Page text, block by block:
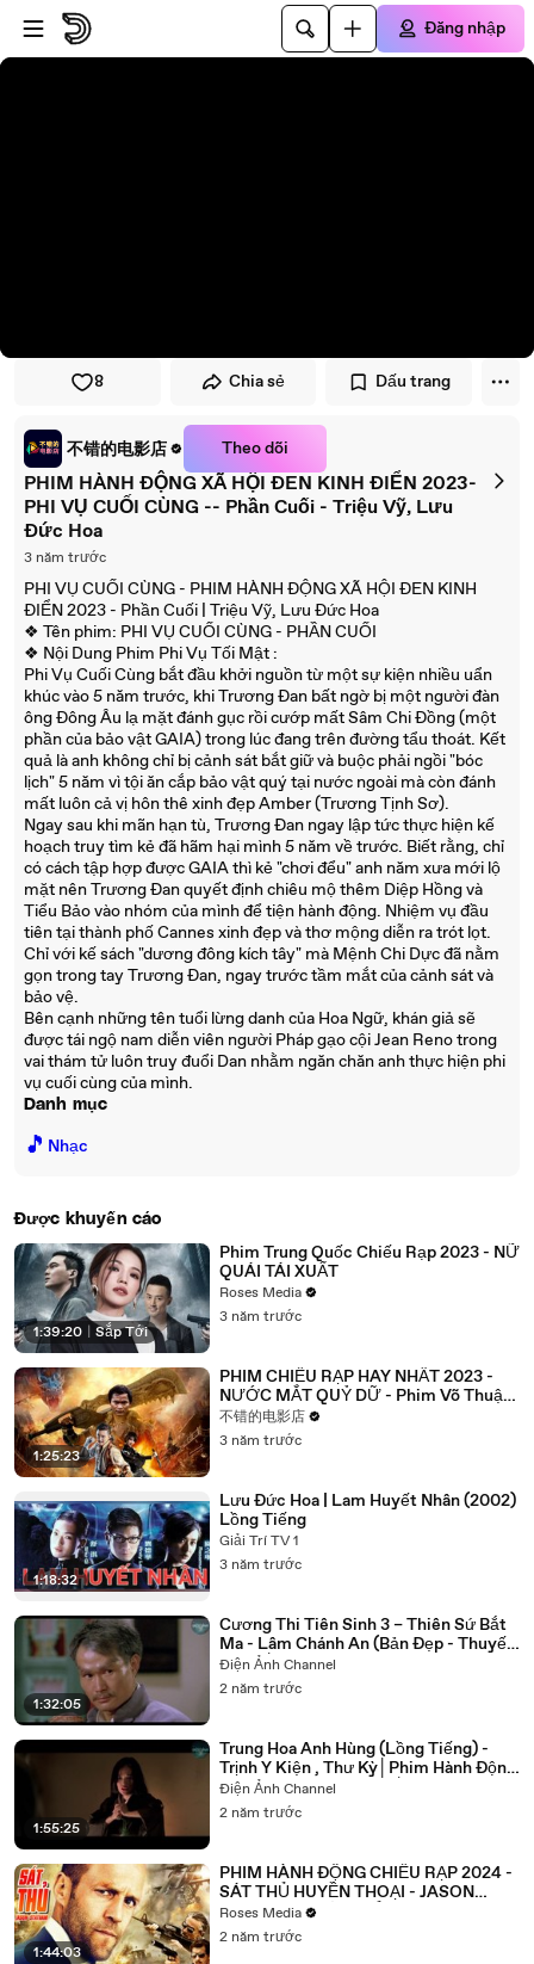
Đi đến trình phát
Đi đến nội dung chính
Đăng nhập
8 Chia sẻ Dấu trang
不错的电影店 Theo dõi
PHIM HÀNH ĐỘNG XÃ HỘI ĐEN KINH ĐIỂN 2023-
PHI VỤ CUỐI CÙNG -- Phần Cuối - Triệu Vỹ, Lưu
Đức Hoa
3 năm trước
PHI VỤ CUỐI CÙNG - PHIM HÀNH ĐỘNG XÃ HỘI ĐEN KINH
ĐIỂN 2023 - Phần Cuối | Triệu Vỹ, Lưu Đức Hoa
❖ Tên phim: PHI VỤ CUỐI CÙNG - PHẦN CUỐI
❖ Nội Dung Phim Phi Vụ Tối Mật :
Phi Vụ Cuối Cùng bắt đầu khởi nguồn từ một sự kiện nhiều uẩn
khúc vào 5 năm trước, khi Trương Đan bất ngờ bị một người đàn
ông Đông Âu lạ mặt đánh gục rồi cướp mất Sâm Chi Đồng (một
phần của bảo vật GAIA) trong lúc đang trên đường tẩu thoát. Kết
quả là anh không chỉ bị cảnh sát bắt giữ và buộc phải ngồi "bóc
lịch" 5 năm vì tội ăn cắp bảo vật quý tại nước ngoài mà còn đánh
mất luôn cả vị hôn thê xinh đẹp Amber (Trương Tịnh Sơ).
Ngay sau khi mãn hạn tù, Trương Đan ngay lập tức thực hiện kế
hoạch truy tìm kẻ đã hãm hại mình 5 năm về trước. Biết rằng, chỉ
có cách tập hợp được GAIA thì kẻ "chơi đểu" anh năm xưa mới lộ
mặt nên Trương Đan quyết định chiêu mộ thêm Diệp Hồng và
Tiểu Bảo vào nhóm của mình để tiện hành động. Nhiệm vụ đầu
tiên tại thành phố Cannes xinh đẹp và thơ mộng diễn ra trót lọt.
Chỉ với kế sách "dương đông kích tây" mà Mệnh Chi Dực đã nằm
gọn trong tay Trương Đan, ngay trước tầm mắt của cảnh sát và
bảo vệ.
Bên cạnh những tên tuổi lừng danh của Hoa Ngữ, khán giả sẽ
được tái ngộ nam diễn viên người Pháp gạo cội Jean Reno trong
vai thám tử luôn truy đuổi Dan nhằm ngăn chăn anh thực hiện phi
vụ cuối cùng của mình.
Danh mục
🎵 Nhạc
Được khuyến cáo
1:39:20 Sắp Tới
Phim Trung Quốc Chiếu Rạp 2023 - NỮ
QUÁI TÁI XUẤT
Roses Media
3 năm trước
1:25:23
PHIM CHIẾU RẠP HAY NHẤT 2023 -
NƯỚC MẮT QUỶ DỮ - Phim Võ Thuật
Chiếu Rạp Hay Nhất 2023
不错的电影店
3 năm trước
1:18:32
Lưu Đức Hoa | Lam Huyết Nhân (2002)
Lồng Tiếng
Giải Trí TV 1
3 năm trước
1:32:05
Cương Thi Tiên Sinh 3 – Thiên Sứ Bắt
Ma - Lâm Chánh An (Bản Đẹp - Thuyết
Minh)│Phim Trừ Yêu Cực Hấp
Dẫn│Phim Chiếu Rạp 2024
Điện Ảnh Channel
2 năm trước
1:55:25
Trung Hoa Anh Hùng (Lồng Tiếng) -
Trịnh Y Kiện , Thư Kỳ│Phim Hành Động
Võ Thuật Cực Hấp Dẫn│Phim Chiếu
Rạp 2024
Điện Ảnh Channel
2 năm trước
1:44:03
PHIM HÀNH ĐỘNG CHIẾU RẠP 2024 -
SÁT THỦ HUYỀN THOẠI - JASON
STATHAM - SÁT THỦ CHUYÊN
NGHIỆP
Roses Media
2 năm trước